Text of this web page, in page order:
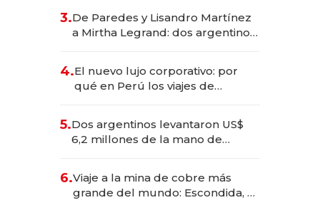
las marcas "fast premium"
3.De Paredes y Lisandro Martínez
a Mirtha Legrand: dos argentinos
4.El nuevo lujo corporativo: por
qué en Perú los viajes de
para convertirse en experiencias
transformadoras
5.Dos argentinos levantaron US$
6,2 millones de la mano de
6.Viaje a la mina de cobre más
grande del mundo: Escondida, el